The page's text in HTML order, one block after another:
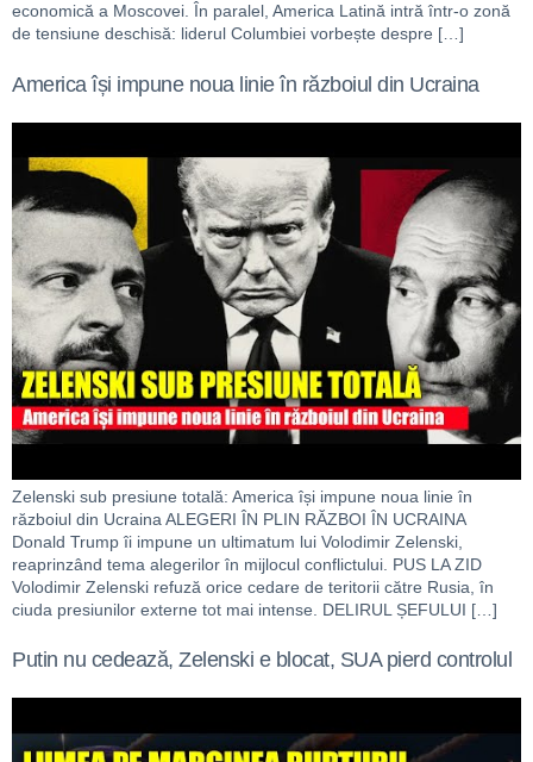
economică a Moscovei. În paralel, America Latină intră într-o zonă
de tensiune deschisă: liderul Columbiei vorbește despre […]
America își impune noua linie în războiul din Ucraina
Zelenski sub presiune totală: America își impune noua linie în
războiul din Ucraina ALEGERI ÎN PLIN RĂZBOI ÎN UCRAINA
Donald Trump îi impune un ultimatum lui Volodimir Zelenski,
reaprinzând tema alegerilor în mijlocul conflictului. PUS LA ZID
Volodimir Zelenski refuză orice cedare de teritorii către Rusia, în
ciuda presiunilor externe tot mai intense. DELIRUL ȘEFULUI […]
Putin nu cedează, Zelenski e blocat, SUA pierd controlul